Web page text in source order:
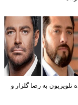
به رضا گلزار و